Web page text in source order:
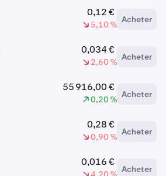
0,12 €
5,10 %
Acheter
0,034 €
2,60 %
Acheter
55 916,00 €
0,20 %
Acheter
0,28 €
0,90 %
Acheter
0,016 €
Acheter